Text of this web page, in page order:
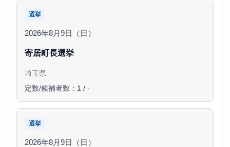
選挙
2026年8月9日（日）
寄居町長選挙
埼玉県
定数/候補者数：1 / -
選挙
2026年8月9日（日）